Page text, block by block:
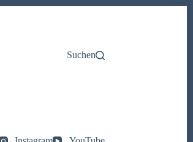
Suchen